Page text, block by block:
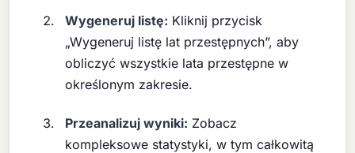
Wygeneruj listę: Kliknij przycisk
„Wygeneruj listę lat przestępnych”, aby
obliczyć wszystkie lata przestępne w
określonym zakresie.
Przeanalizuj wyniki: Zobacz
kompleksowe statystyki, w tym całkowitą